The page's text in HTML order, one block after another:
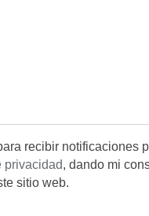
recibir notificaciones
privacidad, dando mi
sitio web.